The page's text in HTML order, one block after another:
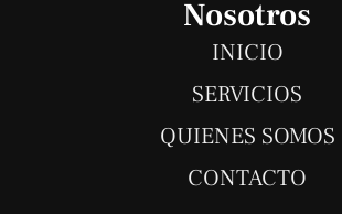
p
g
a
m
-
Nosotros
INICIO
SERVICIOS
QUIENES SOMOS
CONTACTO